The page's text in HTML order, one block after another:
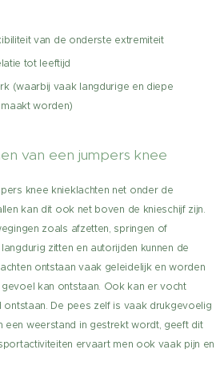
van de onderste extremiteit
tot leeftijd
(waarbij vaak langdurige en diepe
worden)
van een jumpers knee
knee knieklachten net onder de
kan dit ook net boven de knieschijf zijn.
zoals afzetten, springen of
zitten en autorijden kunnen de
ontstaan vaak geleidelijk en worden
kan ontstaan. Ook kan er vocht
De pees zelf is vaak drukgevoelig
een weerstand in gestrekt wordt, geeft dit
ervaart men ook vaak pijn en